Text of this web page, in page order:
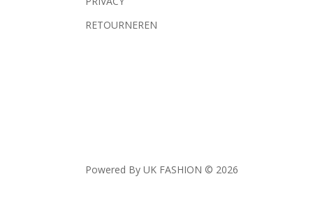
RETOURNEREN
Powered By UK FASHION © 2026